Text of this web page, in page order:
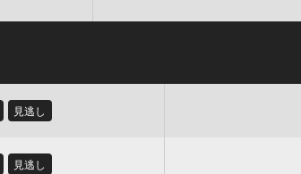
見逃し
見逃し